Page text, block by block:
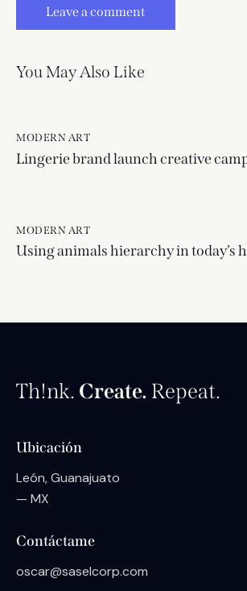
You May Also Like
MODERN ART
Lingerie brand launch creative
MODERN ART
Using animals hierarchy in today’s
Th!nk. Create. Repeat.
Ubicación
León, Guanajuato
— MX
Contáctame
oscar@saselcorp.com